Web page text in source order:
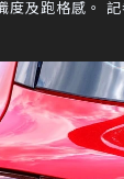
度及跑格感。